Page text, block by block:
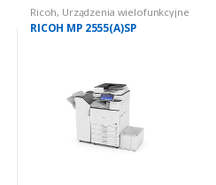
Ricoh, Urządzenia wielofunkcyjne
używane ,Urządzenia
wielofunkcyjne używane: czarno
RICOH MP 2555(A)SP